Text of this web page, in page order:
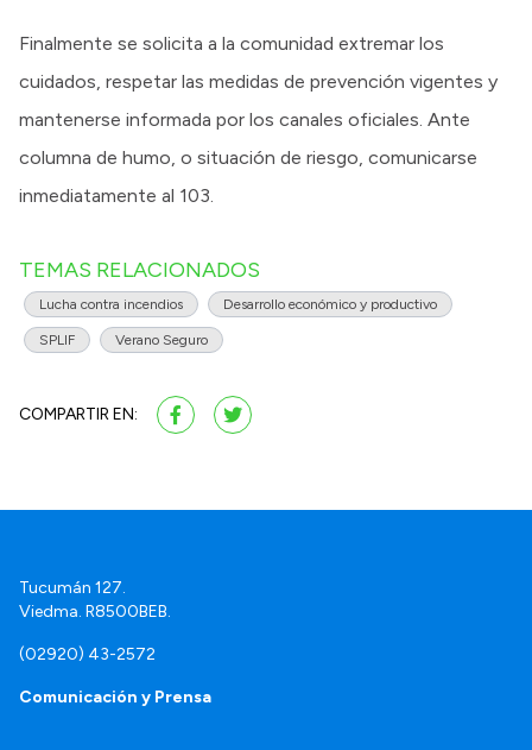
Finalmente se solicita a la comunidad extremar los
cuidados, respetar las medidas de prevención vigentes y
mantenerse informada por los canales oficiales. Ante
columna de humo, o situación de riesgo, comunicarse
inmediatamente al 103.
TEMAS RELACIONADOS
Lucha contra incendios Desarrollo económico y productivo
SPLIF Verano Seguro
COMPARTIR EN:
Tucumán 127.
Viedma. R8500BEB.
(02920) 43-2572
Comunicación y Prensa